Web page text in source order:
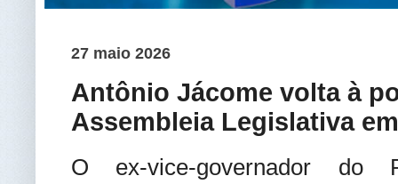
27 maio 2026
Antônio Jácome volta à
Assembleia Legislativa
O ex-vice-governador do